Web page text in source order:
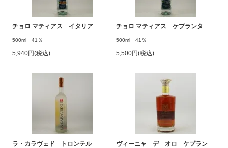
チョロ マティアス イタリア
500ml 41％
5,940円(税込)
チョロ マティアス ケプランタ
500ml 41％
5,500円(税込)
ラ・カラヴェド トロンテル
ヴィーニャ デ オロ ケプラン